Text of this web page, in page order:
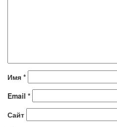
Имя *
Email *
Сайт